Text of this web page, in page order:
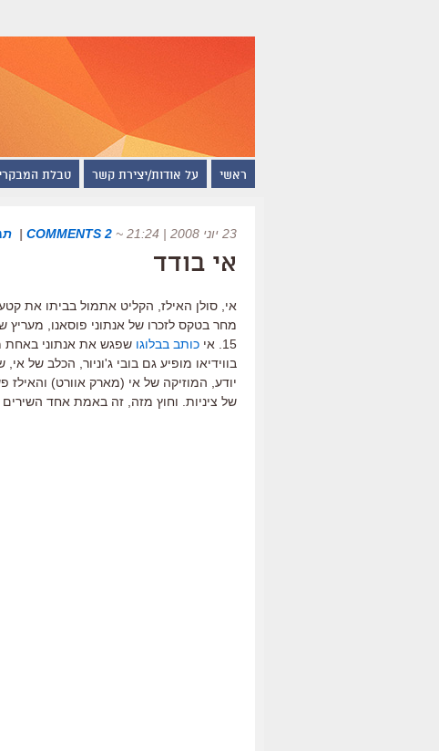
ראשי על אודות/יצירת קשר טבלת
23 יוני 2008 | 21:24 ~
2 COMMENTS
|
אי בודד
אי, סולן האילז, הקליט אתמול בביתו את
מחר בטקס לזכרו של אנתוני פוסאנו,
15. אי
כותב בבלוגו שפגש את אנתוני באחת
בווידיאו מופיע גם בובי ג'וניור, הכלב של
יודע, המוזיקה של אי (מארק אוורט)
של ציניות. וחוץ מזה, זה באמת אחד השירים